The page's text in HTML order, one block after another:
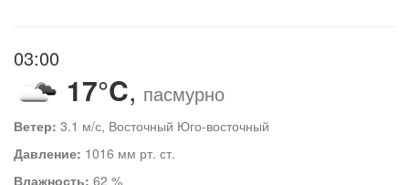
03:00
17°C, пасмурно
Ветер: 3.1 м/с, Восточный Юго-восточный
Давление: 1016 мм рт. ст.
Влажность: 62 %